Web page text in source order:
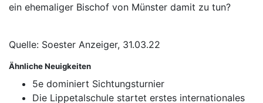
ein ehemaliger Bischof von Münster damit zu tun?
Quelle: Soester Anzeiger, 31.03.22
Ähnliche Neuigkeiten
5e dominiert Sichtungsturnier
Die Lippetalschule startet erstes internationales